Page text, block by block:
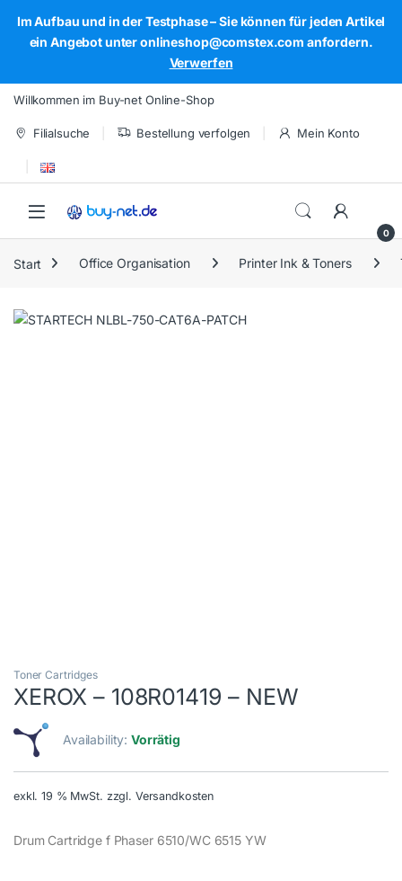
Im Aufbau und in der Testphase – Sie können für jeden Artikel
ein Angebot unter onlineshop@comstex.com anfordern.
Verwerfen
Skip to navigation
Skip to content
Willkommen im Buy-net Online-Shop
Filialsuche Bestellung verfolgen Mein Konto
Open
0
Start Office Organisation Printer Ink & Toners
Toner Cartridges
XEROX – 108R01419 – NEW
Availability:Vorrätig
exkl. 19 % MwSt. zzgl. Versandkosten
Drum Cartridge f Phaser 6510/WC 6515 YW